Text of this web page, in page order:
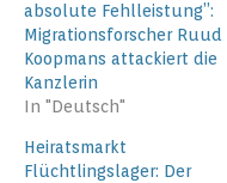
absolute Fehlleistung”:
Migrationsforscher Ruud
Koopmans attackiert die
Kanzlerin
In "Deutsch"
Heiratsmarkt
Flüchtlingslager: Der